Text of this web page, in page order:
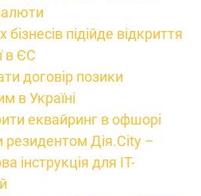
підійде відкриття
в ЄС
договір позики
в Україні
еквайринг в офшорі
резидентом Дія.City –
інструкція для IT-